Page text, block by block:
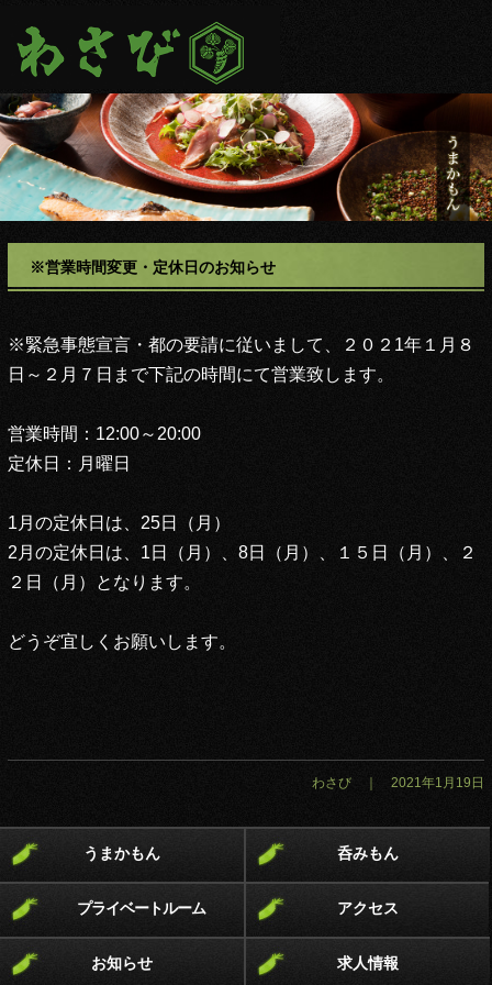
※営業時間変更・定休日のお知らせ
※緊急事態宣言・都の要請に従いまして、２０２1年１月８
日～２月７日まで下記の時間にて営業致します。
営業時間：12:00～20:00
定休日：月曜日
1月の定休日は、25日（月）
2月の定休日は、1日（月）、8日（月）、１５日（月）、２
２日（月）となります。
どうぞ宜しくお願いします。
わさび ｜ 2021年1月19日
うまかもん 呑みもん
プライベートルーム アクセス
お知らせ 求人情報